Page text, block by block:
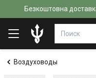
Безкоштовна
Воздуховоды